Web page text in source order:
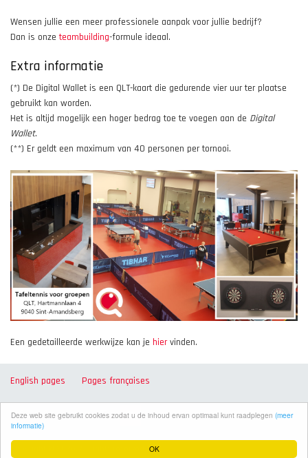
OK
Deze web site gebruikt cookies zodat u de inhoud ervan optimaal kunt raadplegen (meer
informatie)
Wensen jullie een meer professionele aanpak voor jullie bedrijf?
Dan is onzeteambuilding-formule ideaal.
Extra informatie
(*) De Digital Wallet is een QLT-kaart die gedurende vier uur ter plaatse
gebruikt kan worden.
Het is altijd mogelijk een hoger bedrag toe te voegen aan de Digital
Wallet.
(**) Er geldt een maximum van 40 personen per tornooi.
Een gedetailleerde werkwijze kan je hiervinden.
English pages Pages françaises